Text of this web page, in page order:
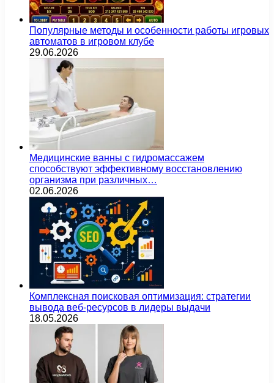
Популярные методы и особенности работы игровых
автоматов в игровом клубе
29.06.2026
Медицинские ванны с гидромассажем
способствуют эффективному восстановлению
организма при различных…
02.06.2026
Комплексная поисковая оптимизация: стратегии
вывода веб-ресурсов в лидеры выдачи
18.05.2026